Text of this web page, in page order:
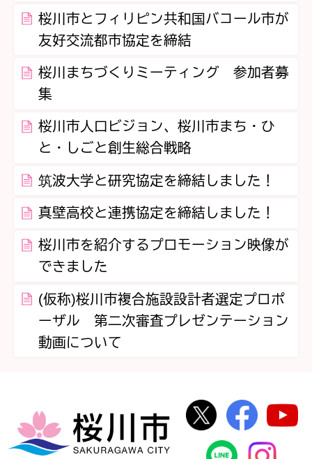
桜川市とフィリピン共和国バコール市が
友好交流都市協定を締結
桜川まちづくりミーティング 参加者募
集
桜川市人口ビジョン、桜川市まち・ひ
と・しごと創生総合戦略
筑波大学と研究協定を締結しました！
真壁高校と連携協定を締結しました！
桜川市を紹介するプロモーション映像が
できました
(仮称)桜川市複合施設設計者選定プロポ
ーザル 第二次審査プレゼンテーション
動画について
桜川市
桜川市公式
桜川
桜川市公